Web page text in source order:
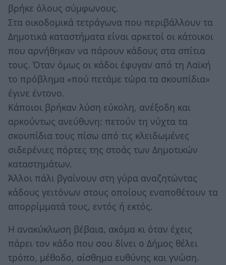
βρήκε όλους σύμφωνους.
Στα οικοδομικά τετράγωνα που περιβάλλουν τα
Δημοτικά καταστήματα είναι αρκετοί οι κάτοικοι
που αρνήθηκαν να πάρουν κάδους στα σπίτια
τους. Όταν όμως οι κάδοι έφυγαν από τη Λαϊκή
το πρόβλημα «πού πετάμε τώρα τα σκουπίδια»
έγινε έντονο.
Κάποιοι βρήκαν λύση εύκολη, ανέξοδη και
αρκούντως ανεύθυνη: πετούν τη νύχτα τα
σκουπίδια τους πίσω από τις κλειδωμένες
σιδερένιες πόρτες της στοάς των Δημοτικών
καταστημάτων.
Άλλοι πάλι βγαίνουν στη γύρα αναζητώντας
κάδους γειτόνων στους οποίους εναποθέτουν τα
απορρίμματά τους, εντός ή εκτός.
Η ανακύκλωση βέβαια, ακόμα κι όταν έχεις
πάρει τον κάδο που σου δίνει ο Δήμος θέλει
τρόπο, μέθοδο, αίσθημα ευθύνης και γνώση.